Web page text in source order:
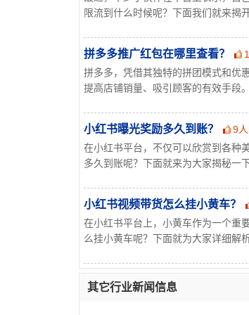
限流到什么时候呢？下面我们就来揭
拼多多推广红包在哪里查看？
拼多多，凭借其独特的拼团模式和优
提高店铺销量、吸引顾客的有效手段
小红书曝光奖励多久到账？
9人
在小红书平台，不仅可以欣赏到各种
多久到账呢？下面就来为大家揭秘一
小红书视频带货怎么挂小黄车？
在小红书平台上，小黄车作为一个重
么挂小黄车呢？下面就为大家详细解
其它行业新闻信息